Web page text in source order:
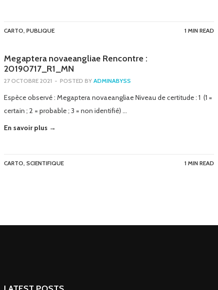
CARTO, PUBLIQUE 1 MIN READ
Megaptera novaeangliae Rencontre :
20190717_R1_MN
27 OCTOBRE 2021 - POSTED BY ADMINABYSS
Espèce observé : Megaptera novaeangliae Niveau de certitude : 1 (1 =
certain ; 2 = probable ; 3 = non identifié) …
En savoir plus →
CARTO, SCIENTIFIQUE 1 MIN READ